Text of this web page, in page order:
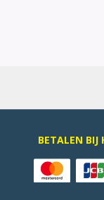
BETALEN BIJ